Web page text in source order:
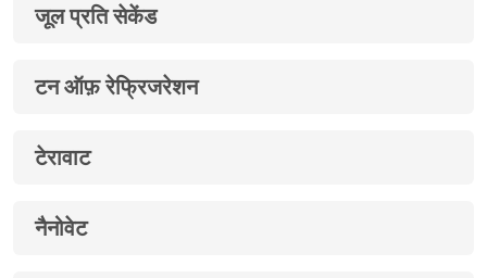
जूल प्रति सेकेंड
टन ऑफ़ रेफ्रिजरेशन
टेरावाट
नैनोवेट